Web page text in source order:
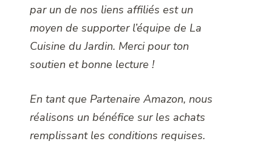
par un de nos liens affiliés est un
moyen de supporter l’équipe de La
Cuisine du Jardin. Merci pour ton
soutien et bonne lecture !
En tant que Partenaire Amazon, nous
réalisons un bénéfice sur les achats
remplissant les conditions requises.